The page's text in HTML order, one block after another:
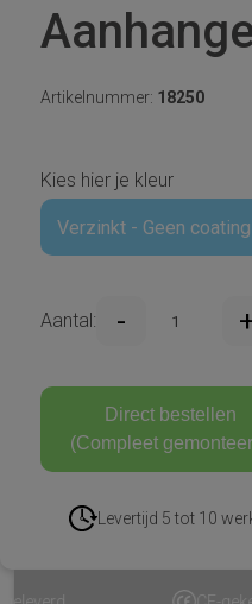
Artikelnummer: 18250
Kies hier je kleur
Verzinkt - Geen coating
Aantal:
Direct bestellen
(Compleet
Levertijd 5 tot 10